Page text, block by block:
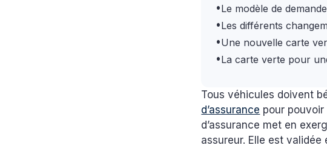
•Le modèle de
•Les différents
•Une nouvelle carte
•La carte verte pour
Tous véhicules doivent
d’assurance pour
d’assurance met en
assureur. Elle est